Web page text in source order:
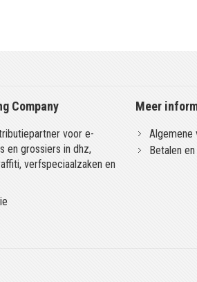
Company
voor e-
en grossiers in dhz,
verfspeciaalzaken en
Meer
Algemene
Betalen